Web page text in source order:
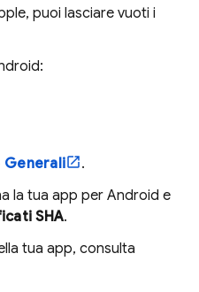
puoi lasciare vuoti i
Generali
.
la tua app per Android e
SHA.
tua app, consulta